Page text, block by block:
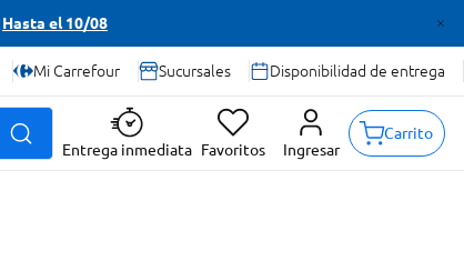
Hasta el 10/08
Mi Carrefour Sucursales Disponibilidad de entrega
Entrega inmediata Favoritos Ingresar
Carrito